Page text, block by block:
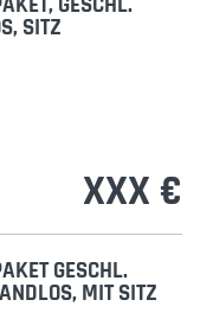
SITZ
XXX €
GESCHL.
MIT SITZ